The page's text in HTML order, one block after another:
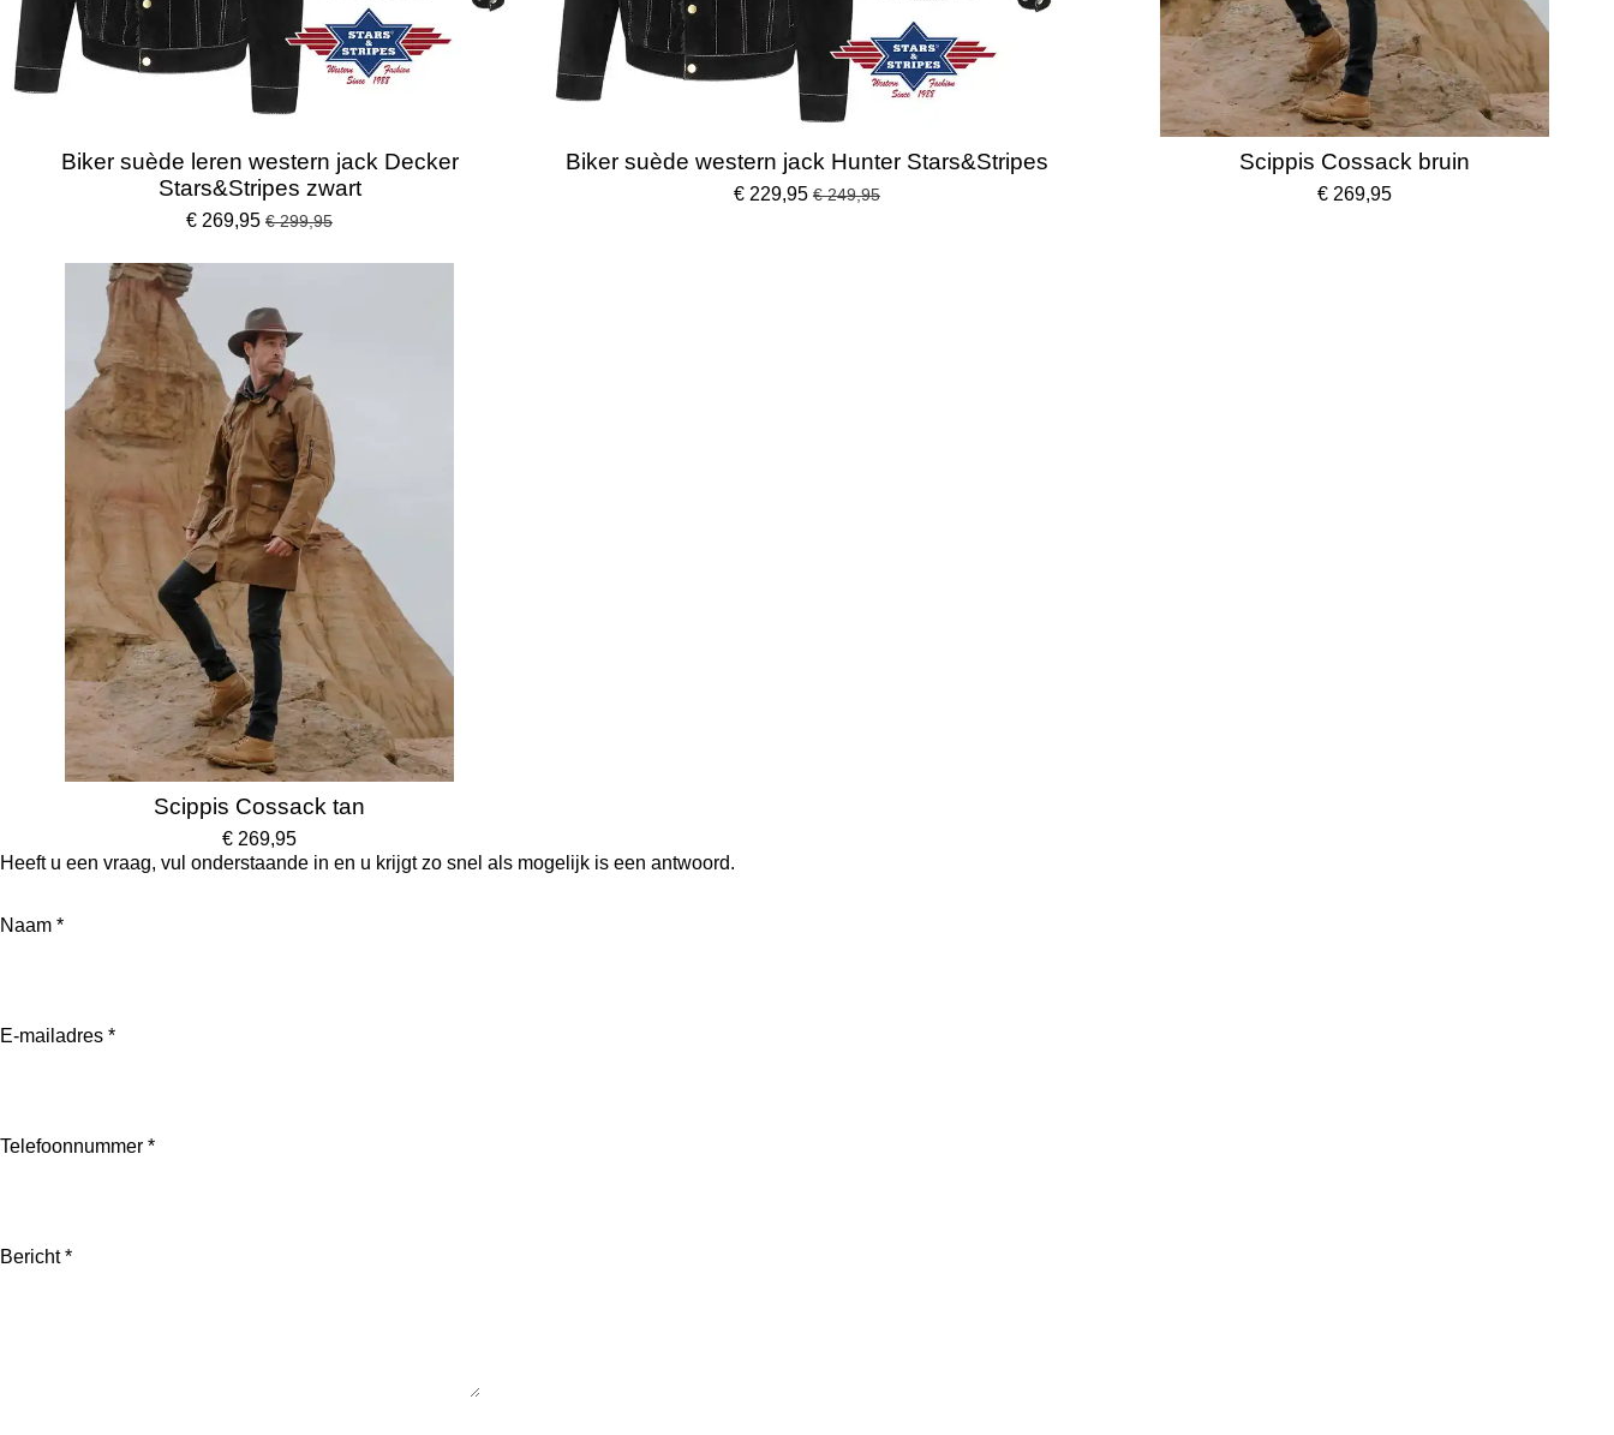
Biker suède leren western jack Decker
Stars&Stripes zwart
€ 269,95 € 299,95
Biker suède western jack Hunter Stars&Stripes
€ 229,95 € 249,95
Scippis Cossack bruin
€ 269,95
Scippis Cossack tan
€ 269,95
Heeft u een vraag, vul onderstaande in en u krijgt zo snel als mogelijk is een antwoord.
Naam *
E-mailadres *
Telefoonnummer *
Bericht *